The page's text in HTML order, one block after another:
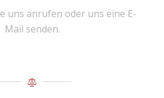
uns anrufen oder uns eine E-
Mail senden.